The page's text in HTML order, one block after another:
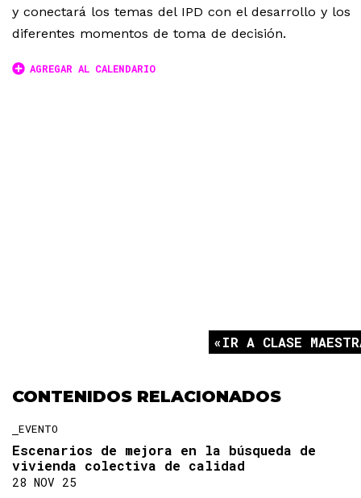
y conectará los temas del IPD con el desarrollo y los
diferentes momentos de toma de decisión.
AGREGAR AL CALENDARIO
IR A CLASE
CONTENIDOS RELACIONADOS
EVENTO
Escenarios de mejora en la búsqueda de
vivienda colectiva de calidad
28 NOV 25